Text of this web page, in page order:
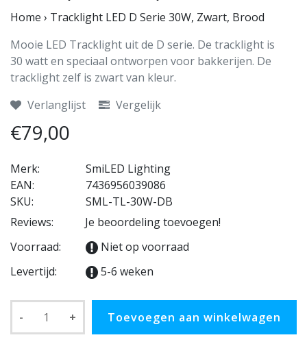
Home › Tracklight LED D Serie 30W, Zwart, Brood
Mooie LED Tracklight uit de D serie. De tracklight is
30 watt en speciaal ontworpen voor bakkerijen. De
tracklight zelf is zwart van kleur.
Verlanglijst
Vergelijk
€79,00
Merk:
SmiLED Lighting
EAN:
7436956039086
SKU:
SML-TL-30W-DB
Reviews:
Je beoordeling toevoegen!
Voorraad:
Niet op voorraad
Levertijd:
5-6 weken
- + Toevoegen aan winkelwagen